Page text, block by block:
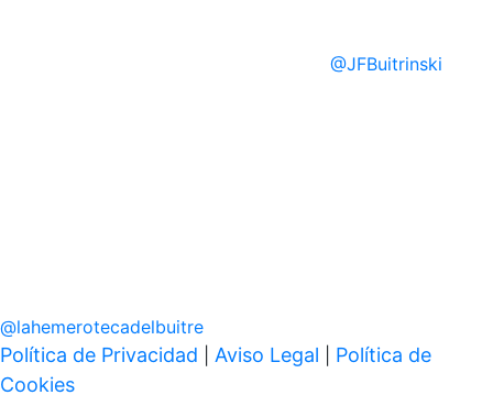
@JFBuitrinski
@lahemerotecadelbuitre
Política de Privacidad Aviso Legal
Política de
Cookies